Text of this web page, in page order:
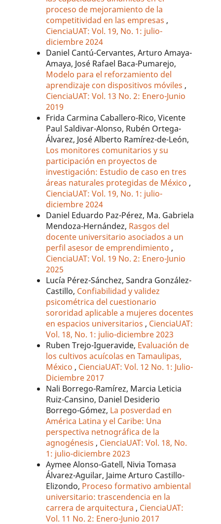
proceso de mejoramiento de la
competitividad en las empresas ,
CienciaUAT: Vol. 19, No. 1: julio-
diciembre 2024
Daniel Cantú-Cervantes, Arturo Amaya-
Amaya, José Rafael Baca-Pumarejo,
Modelo para el reforzamiento del
aprendizaje con dispositivos móviles ,
CienciaUAT: Vol. 13 No. 2: Enero-Junio
2019
Frida Carmina Caballero-Rico, Vicente
Paul Saldivar-Alonso, Rubén Ortega-
Álvarez, José Alberto Ramírez-de-León,
Los monitores comunitarios y su
participación en proyectos de
investigación: Estudio de caso en tres
áreas naturales protegidas de México ,
CienciaUAT: Vol. 19, No. 1: julio-
diciembre 2024
Daniel Eduardo Paz-Pérez, Ma. Gabriela
Mendoza-Hernández, Rasgos del
docente universitario asociados a un
perfil asesor de emprendimiento ,
CienciaUAT: Vol. 19 No. 2: Enero-Junio
2025
Lucía Pérez-Sánchez, Sandra González-
Castillo, Confiabilidad y validez
psicométrica del cuestionario
sororidad aplicable a mujeres docentes
en espacios universitarios , CienciaUAT:
Vol. 18, No. 1: julio-diciembre 2023
Ruben Trejo-Igueravide, Evaluación de
los cultivos acuícolas en Tamaulipas,
México , CienciaUAT: Vol. 12 No. 1: Julio-
Diciembre 2017
Nali Borrego-Ramírez, Marcia Leticia
Ruiz-Cansino, Daniel Desiderio
Borrego-Gómez, La posverdad en
América Latina y el Caribe: Una
perspectiva netnográfica de la
agnogénesis , CienciaUAT: Vol. 18, No.
1: julio-diciembre 2023
Aymee Alonso-Gatell, Nivia Tomasa
Álvarez-Aguilar, Jaime Arturo Castillo-
Elizondo, Proceso formativo ambiental
universitario: trascendencia en la
carrera de arquitectura , CienciaUAT:
Vol. 11 No. 2: Enero-Junio 2017